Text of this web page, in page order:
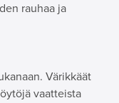
rauhaa ja
Värikkäät
vaatteista